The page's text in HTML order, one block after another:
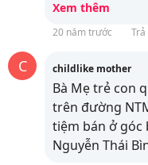
Xem thêm
20 năm trước Trả
C childlike mother
Bà Mẹ trẻ con
trên đường
tiệm bán ở góc
Nguyễn Thái